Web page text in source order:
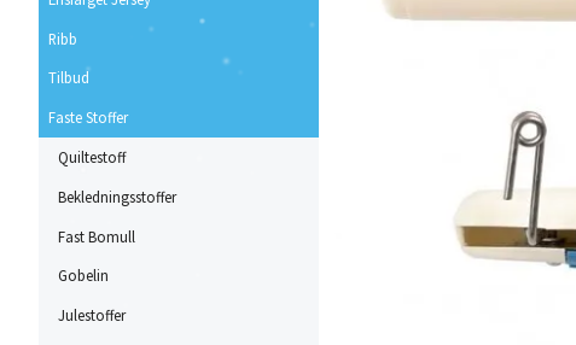
Ribb
Tilbud
Faste Stoffer
Quiltestoff
Bekledningsstoffer
Fast Bomull
Gobelin
Julestoffer